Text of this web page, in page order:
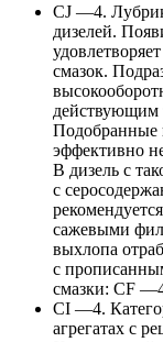
CJ —4.
дизелей.
смазок.
действующим
Подобранные
эффективно
В дизель с
с
сажевыми
выхлопа
с
смазки: CF
CI —4.
агрегатах с